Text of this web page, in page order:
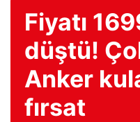
Fiyatı
düştü!
Anker
fırsat